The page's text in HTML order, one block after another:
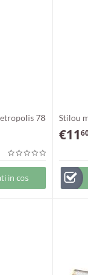
78
in cos
Stilou
€11